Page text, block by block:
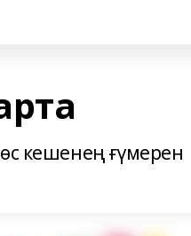
кешенең ғүмерен